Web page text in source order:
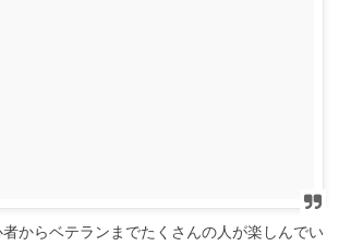
からベテランまでたくさんの人が楽しんでい